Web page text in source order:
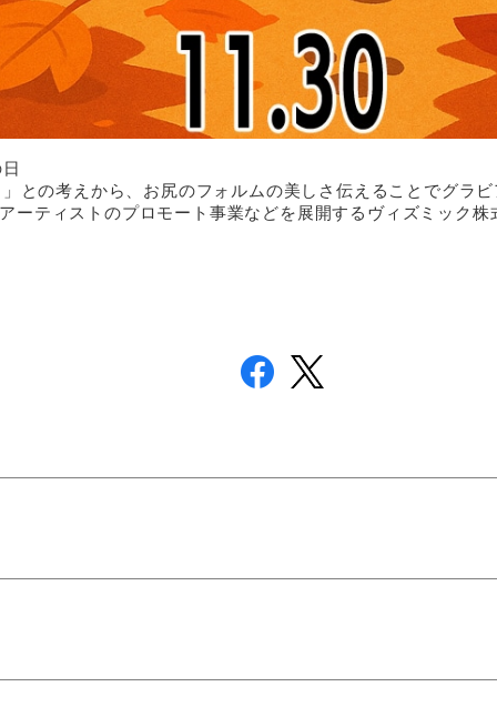
」との考えから、お尻のフォルムの美しさ伝えることでグラ
ーティストのプロモート事業などを展開するヴィズミック株